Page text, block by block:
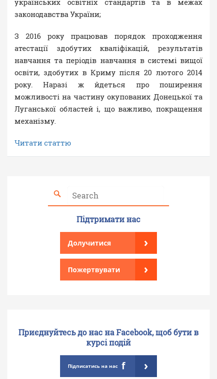
законодавства України;
З 2016 року працював порядок проходження
атестації здобутих кваліфікацій, результатів
навчання та періодів навчання в системі вищої
освіти, здобутих в Криму після 20 лютого 2014
року. Наразі ж йдеться про поширення
можливості на частину окупованих Донецької та
Луганської областей і, що важливо, покращення
механізму.
Читати статтю
Підтримати нас
Долучитися ›
Пожертвувати ›
Приєднуйтесь до нас на Facebook, щоб бути в
курсі подій
Підписатись на нас f ›